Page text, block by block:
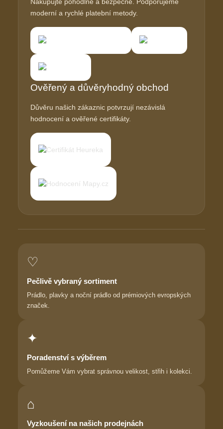
Nakupujte pohodlně a bezpečně. Podporujeme
moderní a rychlé platební metody.
Ověřený a důvěryhodný obchod
Důvěru našich zákaznic potvrzují nezávislá
hodnocení a ověřené certifikáty.
♡
Pečlivě vybraný sortiment
Prádlo, plavky a noční prádlo od prémiových evropských
značek.
✦
Poradenství s výběrem
Pomůžeme Vám vybrat správnou velikost, střih i kolekci.
⌂
Vyzkoušení na našich prodejnách